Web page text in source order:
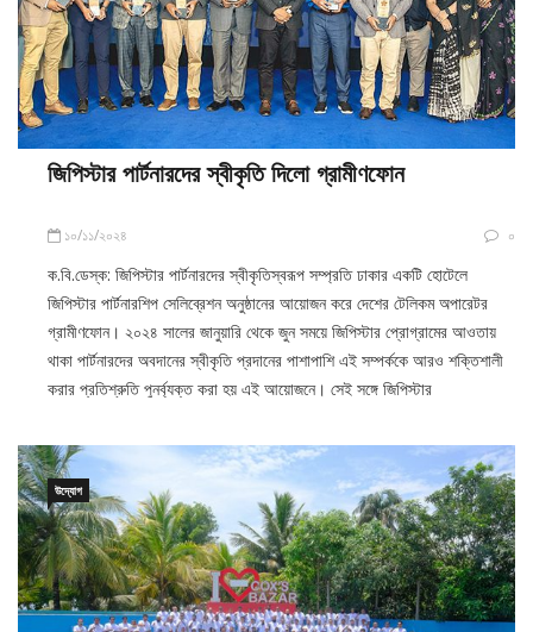
১০/১১/২০২৪
ক.বি.ডেস্ক: জিপিস্টার পার্টনারদের স্বীকৃতিস্বরূপ সম্প্রতি ঢাকার একটি হোটেলে
জিপিস্টার পার্টনারশিপ সেলিব্রেশন অনুষ্ঠানের আয়োজন করে দেশের টেলিকম অপারেটর
গ্রামীণফোন। ২০২৪ সালের জানুয়ারি থেকে জুন সময়ে জিপিস্টার প্রোগ্রামের আওতায়
থাকা পার্টনারদের অবদানের স্বীকৃতি প্রদানের পাশাপাশি এই সম্পর্ককে আরও শক্তিশালী
উদ্যোগ